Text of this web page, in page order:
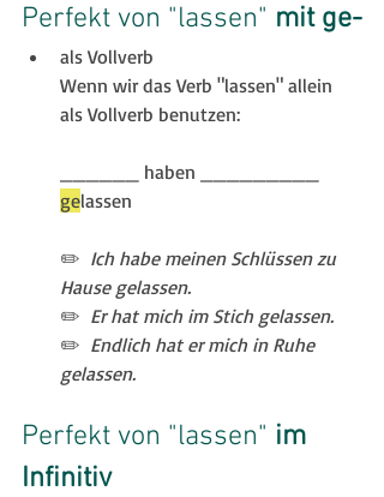
Perfekt von "lassen" mit ge-
als Vollverb
Wenn wir das Verb "lassen" allein
als Vollverb benutzen:
______ haben _________
gelassen
✏️ Ich habe meinen Schlüssen zu
Hause gelassen.
✏️
  Er hat mich im Stich gelassen.
✏️
  Endlich hat er mich in Ruhe
gelassen.
Perfekt von "lassen" im
Infinitiv